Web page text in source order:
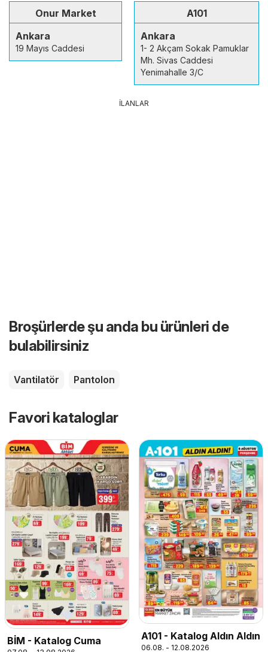
Onur Market
Ankara
19 Mayıs Caddesi
A101
Ankara
1- 2 Akçam Sokak Pamuklar
Mh. Sivas Caddesi
Yenimahalle 3/C
İLANLAR
Broşürlerde şu anda bu ürünleri de
bulabilirsiniz
Vantilatör Pantolon
Favori kataloglar
BİM - Katalog Cuma A101 - Katalog Aldın Aldın
06.08. - 12.08.2026